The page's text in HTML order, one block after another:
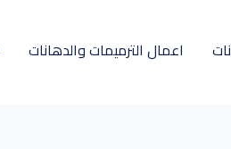
اعمال الترميمات والدهانات